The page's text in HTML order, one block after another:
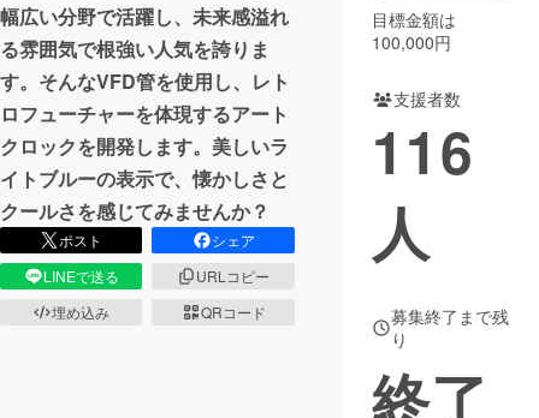
CAMPFIREふるさと納税machi-ya コミュニティ
幅広い分野で活躍し、未来感溢れ
る雰囲気で根強い人気を誇りま
す。そんなVFD管を使用し、レト
ロフューチャーを体現するアート
クロックを開発します。美しいラ
イトブルーの表示で、懐かしさと
クールさを感じてみませんか？
ポスト
シェア
LINEで送る
URLコピー
埋め込み
QRコード
目標金額は
100,000円
支援者数
116
人
募集終了まで残
り
終了